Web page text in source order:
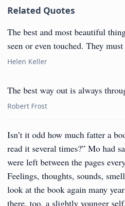
Related Quotes
The best and most beautiful
seen or even touched. They
Helen Keller
The best way out is always
Robert Frost
Isn’t it odd how much fatter a
read it several times?” Mo had
were left between the pages
Feelings, thoughts, sounds,
look at the book again many
there, too, a slightly younger